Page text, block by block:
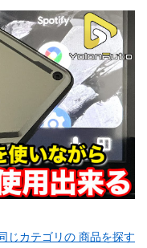
じカテゴリの 商品を探す